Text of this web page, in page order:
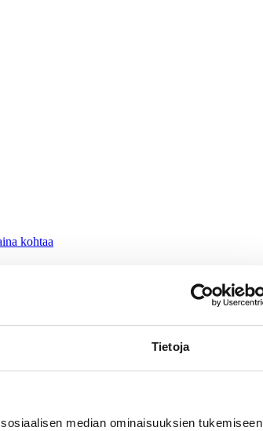
Tietoja
median ominaisuuksien tukemiseen
aina kohtaa